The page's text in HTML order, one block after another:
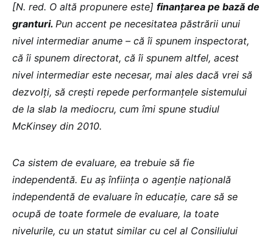
[N. red. O altă propunere este] finanțarea pe bază de
granturi. Pun accent pe necesitatea păstrării unui
nivel intermediar anume – că îi spunem inspectorat,
că îi spunem directorat, că îi spunem altfel, acest
nivel intermediar este necesar, mai ales dacă vrei să
dezvolți, să crești repede performanțele sistemului
de la slab la mediocru, cum îmi spune studiul
McKinsey din 2010.
Ca sistem de evaluare, ea trebuie să fie
independentă. Eu aș înființa o agenție națională
independentă de evaluare în educație, care să se
ocupă de toate formele de evaluare, la toate
nivelurile, cu un statut similar cu cel al Consiliului